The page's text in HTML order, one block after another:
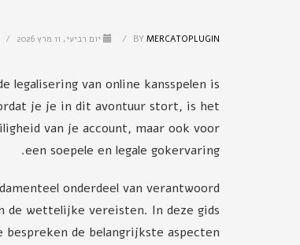
BY MERCATOPLUGIN
/ יום רביעי, 11 מרץ 2026 /
legalisering van online kansspelen is
je je in dit avontuur stort, is het
van je account, maar ook voor
een soepele en legale gokervaring.
onderdeel van verantwoord
de wettelijke vereisten. In deze gids
de belangrijkste aspecten